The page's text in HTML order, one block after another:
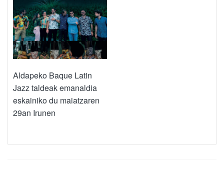
Aldapeko Baque Latin
Jazz taldeak emanaldia
eskainiko du maiatzaren
29an Irunen